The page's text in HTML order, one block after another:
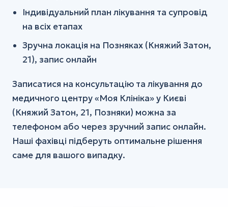
Індивідуальний план лікування та супровід
на всіх етапах
Зручна локація на Позняках (Княжий Затон,
21), запис онлайн
Записатися на консультацію та лікування до
медичного центру «Моя Клініка» у Києві
(Княжий Затон, 21, Позняки) можна за
телефоном або через зручний запис онлайн.
Наші фахівці підберуть оптимальне рішення
саме для вашого випадку.